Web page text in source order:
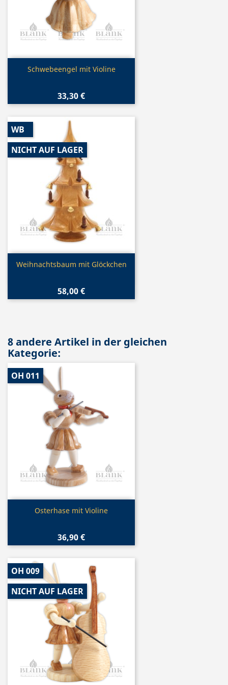
Vorschau
Schwebeengel mit Violine
33,30 €
Vorschau
Weihnachtsbaum mit Glöckchen
58,00 €
WB
NICHT AUF LAGER
8 andere Artikel in der gleichen
Kategorie:
Vorschau
Osterhase mit Violine
36,90 €
OH 011
OH 009
NICHT AUF LAGER